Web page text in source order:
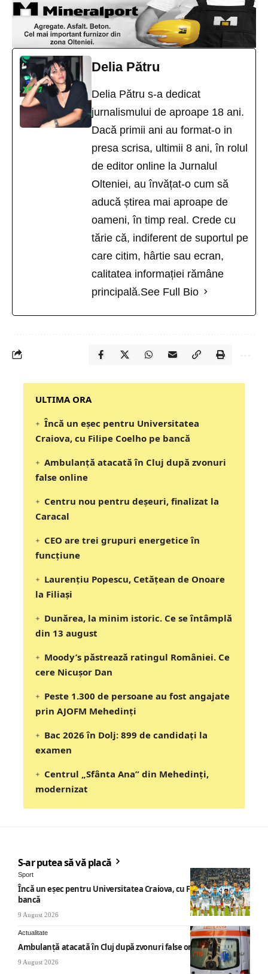
Delia Pătru
Delia Pătru s-a dedicat
jurnalismului de aproape 18 ani.
Dacă primii ani au format-o in
presa scrisa, ultimii 8 ani, în rolul
de editor online la Jurnalul
Olteniei, au învățat-o cum să
aducă știrea mai aproape de
oameni, în timp real. Crede cu
tărie că, indiferent de suportul pe
care citim, hârtie sau ecran,
calitatea informației rămâne
principală.See Full Bio
‎‎‎‎‎‎‎ULTIMA ORA
Încă un eșec pentru Universitatea
Craiova, cu Filipe Coelho pe bancă
Ambulanță atacată în Cluj după zvonuri
false online
Centru nou pentru deșeuri, finalizat la
Caracal
CEO are trei grupuri energetice în
funcțiune
Laurențiu Popescu, Cetățean de Onoare
la Filiași
Dunărea, la minim istoric. Ce se întâmplă
din 13 august
Moody’s păstrează ratingul României. Ce
cere Nicușor Dan
Peste 1.300 de persoane au fost angajate
prin AJOFM Mehedinți
Bac 2026 în Dolj: 899 de candidați la
examen
Centrul „Sfânta Ana” din Mehedinți,
modernizat
S-ar putea să vă placă
Sport
Încă un eșec pentru Universitatea Craiova, cu Filipe Coelho pe
bancă
9 August 2026
Actualitate
Ambulanță atacată în Cluj după zvonuri false online
9 August 2026